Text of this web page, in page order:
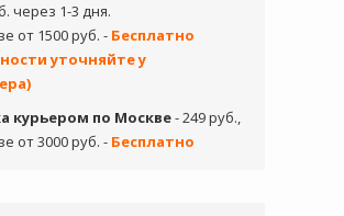
через 1-3 дня.
от 1500 руб. - Бесплатно
уточняйте у
курьером по Москве- 249 руб.,
от 3000 руб. - Бесплатно